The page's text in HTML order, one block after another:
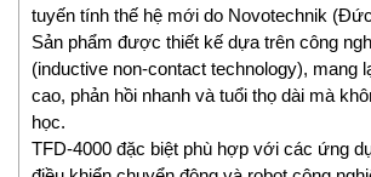
caimi vietnam
CanNeed
Celduc
CENTEC
Chalmit
Checkline
tuyến tính thế hệ mới do Novotechnik
Sản phẩm được thiết kế dựa trên công
(inductive non-contact technology), mang
cao, phản hồi nhanh và tuổi thọ dài mà
học.
TFD-4000 đặc biệt phù hợp với các ứng